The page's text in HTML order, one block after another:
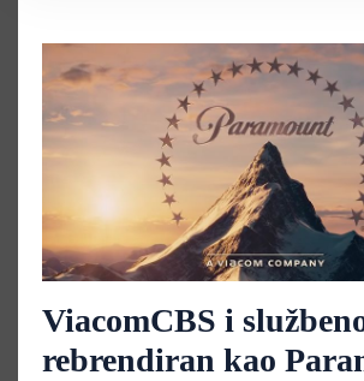
ViacomCBS i
rebrendiran kao